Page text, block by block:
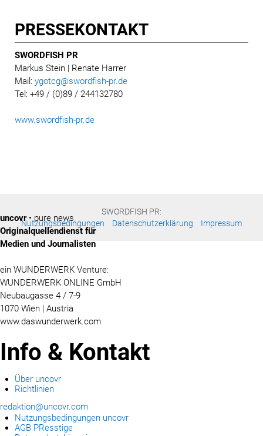
PRESSE­KONTAKT
SWORDFISH PR
Markus Stein | Renate Harrer
Mail: ygotcg@swordfish-pr.de
Tel: +49 / (0)89 / 244132780
www.swordfish-pr.de
SWORDFISH PR:
Nutzungsbedingungen
Datenschutzerklärung Impressum
uncovr• pure news
Originalquellendienst für
Medien und Journalisten
ein WUNDERWERK Venture:
WUNDERWERK ONLINE GmbH
Neubaugasse 4 / 7-9
1070 Wien | Austria
www.daswunderwerk.com
Info & Kontakt
Über uncovr
Richtlinien
redaktion@uncovr.com
Nutzungsbedingungen uncovr
AGB PResstige